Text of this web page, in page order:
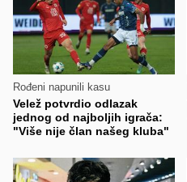
Rođeni napunili kasu
Velež potvrdio odlazak
jednog od najboljih igrača:
"Više nije član našeg kluba"